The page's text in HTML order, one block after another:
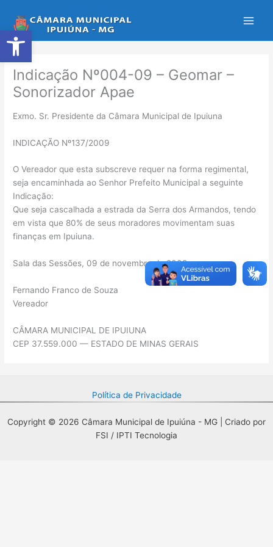
Abrir a barra de ferramentas
para
o
conteúdo
Indicação Nº004-09 – Geomar –
Sonorizador Apae
Exmo. Sr. Presidente da Câmara Municipal de Ipuiuna
INDICAÇÃO Nº137/2009
O Vereador que esta subscreve requer na forma regimental,
seja encaminhada ao Senhor Prefeito Municipal a seguinte
Indicação:
Que seja cascalhada a estrada da Serra dos Armandos, tendo
em vista que 80% de seus moradores movimentam suas
finanças em Ipuiuna.
Sala das Sessões, 09 de novembro de 2009.
Fernando Franco de Souza
Vereador
CÂMARA MUNICIPAL DE IPUIUNA
CEP 37.559.000 — ESTADO DE MINAS GERAIS
Política de Privacidade
Copyright © 2026 Câmara Municipal de Ipuiúna - MG | Criado por
FSI / IPTI Tecnologia